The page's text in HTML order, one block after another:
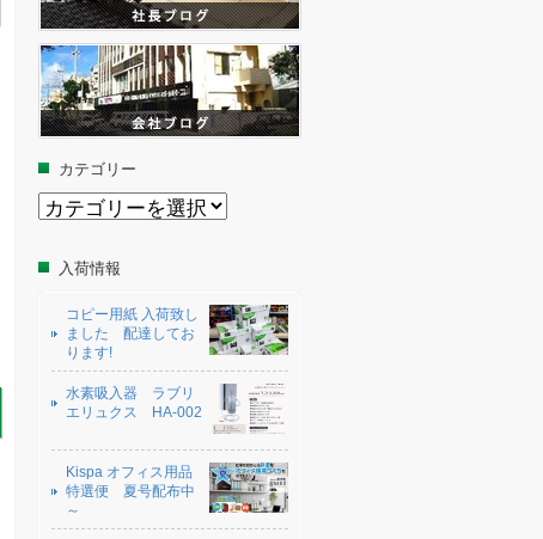
カテゴリー
カ
テ
ー
入荷情報
コピー用紙 入荷致し
ました 配達してお
ります!
水素吸入器 ラブリ
エリュクス HA-002
Kispa オフィス用品
特選便 夏号配布中
～